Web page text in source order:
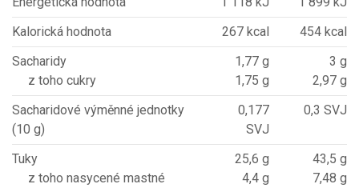
Kalorická hodnota
267 kcal
454 kcal
Sacharidy
z toho cukry
1,77 g
1,75 g
3 g
2,97 g
Sacharidové výměnné jednotky
(10 g)
0,177
SVJ
0,3 SVJ
Tuky
z toho nasycené mastné
25,6 g
4,4 g
43,5 g
7,48 g